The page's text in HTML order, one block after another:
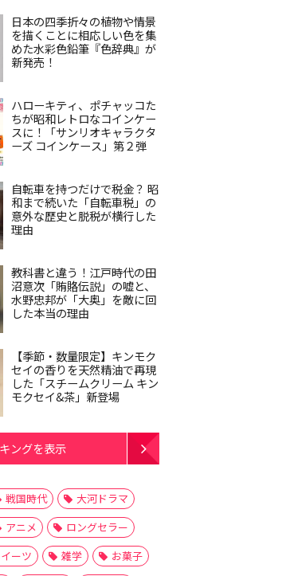
日本の四季折々の植物や情景
を描くことに相応しい色を集
めた水彩色鉛筆『色辞典』が
新発売！
ハローキティ、ポチャッコた
ちが昭和レトロなコインケー
スに！「サンリオキャラクタ
ーズ コインケース」第２弾
自転車を持つだけで税金？ 昭
和まで続いた「自転車税」の
意外な歴史と脱税が横行した
理由
教科書と違う！江戸時代の田
沼意次「賄賂伝説」の嘘と、
水野忠邦が「大奥」を敵に回
した本当の理由
【季節・数量限定】キンモク
セイの香りを天然精油で再現
した「スチームクリーム キン
モクセイ&茶」新登場
ングを表示
戦国時代
大河ドラマ
アニメ
ロングセラー
ーツ 雑学
お菓子